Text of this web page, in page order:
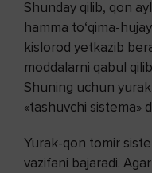
Shunday qilib, qon
hamma to‘qima-
kislorod yetkazib
moddalarni qabul
Shuning uchun
«tashuvchi sistema»
Yurak-qon tomir
vazifani bajaradi.